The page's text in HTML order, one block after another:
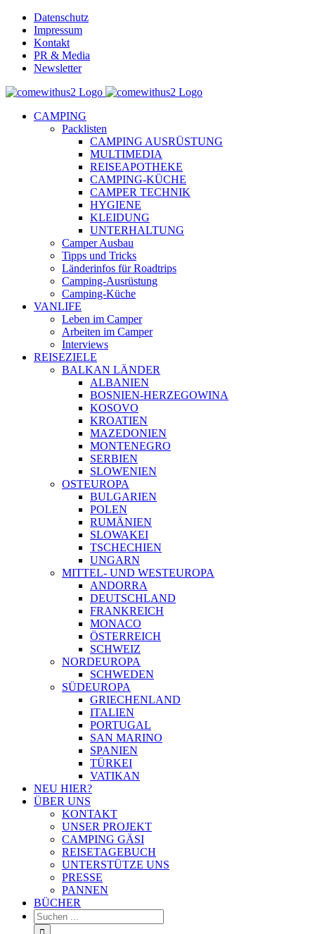
Skip
content
Datenschutz
Impressum
Kontakt
PR & Media
Newsletter
YouTube
Facebook
Twitter
Instagram
Pinterest
Email
CAMPING
Packlisten
CAMPING AUSRÜSTUNG
MULTIMEDIA
REISEAPOTHEKE
CAMPING-KÜCHE
CAMPER TECHNIK
HYGIENE
KLEIDUNG
UNTERHALTUNG
Camper Ausbau
Tipps und Tricks
Länderinfos für Roadtrips
Camping-Ausrüstung
Camping-Küche
VANLIFE
Leben im Camper
Arbeiten im Camper
Interviews
REISEZIELE
BALKAN LÄNDER
ALBANIEN
BOSNIEN-HERZEGOWINA
KOSOVO
KROATIEN
MAZEDONIEN
MONTENEGRO
SERBIEN
SLOWENIEN
OSTEUROPA
BULGARIEN
POLEN
RUMÄNIEN
SLOWAKEI
TSCHECHIEN
UNGARN
MITTEL- UND WESTEUROPA
ANDORRA
DEUTSCHLAND
FRANKREICH
MONACO
ÖSTERREICH
SCHWEIZ
NORDEUROPA
SCHWEDEN
SÜDEUROPA
GRIECHENLAND
ITALIEN
PORTUGAL
SAN MARINO
SPANIEN
TÜRKEI
VATIKAN
NEU HIER?
ÜBER UNS
KONTAKT
UNSER PROJEKT
CAMPING GÄSI
REISETAGEBUCH
UNTERSTÜTZE UNS
PRESSE
PANNEN
BÜCHER
Suche
nach: